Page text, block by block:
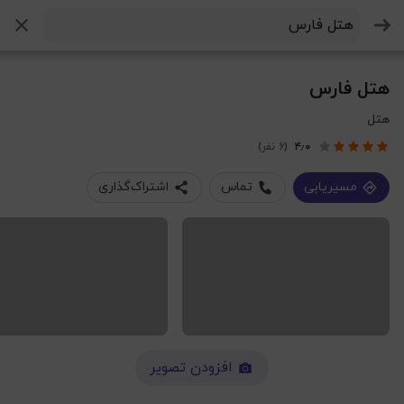
هتل فارس
هتل
۴٫۰ (6 نفر)
مسیریابی تماس اشتراک‌گذاری
افزودن تصویر
جستجو